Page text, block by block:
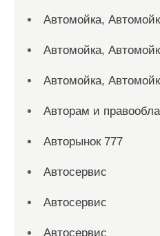
Автомойка,
Автомойка,
Автомойка,
Авторам и
Авторынок 777
Автосервис
Автосервис
Автосервис